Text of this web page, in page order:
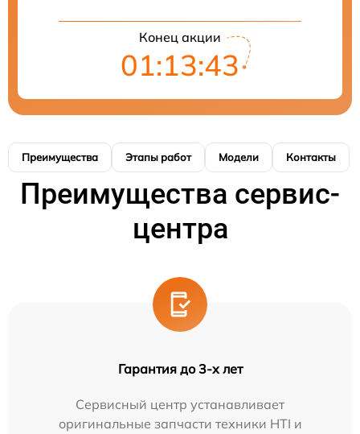
Конец акции
01:13:42
Преимущества Этапы работ Модели Контакты
Преимущества сервис-
центра
Гарантия до 3-х лет
Сервисный центр устанавливает
оригинальные запчасти техники HTI и